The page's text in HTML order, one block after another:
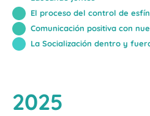
El proceso del control de
Comunicación positiva con
La Socialización dentro y
2025